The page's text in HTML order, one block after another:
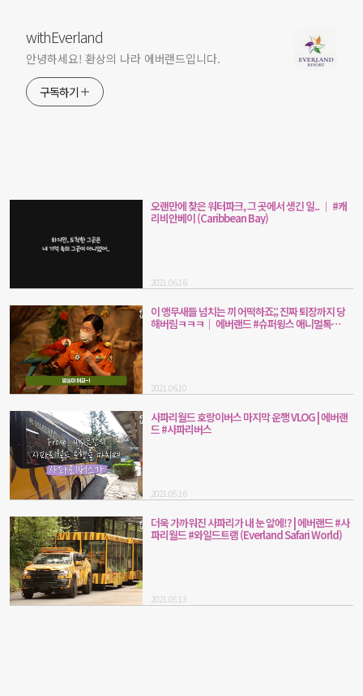
withEverland
안녕하세요! 환상의 나라 에버랜드입니다.
구독하기
오랜만에 찾은 워터파크, 그 곳에서 생긴 일.. │ #캐
리비안베이 (Caribbean Bay)
2021.06.16
이 앵무새들 넘치는 끼 어떡하죠;; 진짜 퇴장까지 당
해버림ㅋㅋㅋ｜ 에버랜드 #슈퍼윙스 애니멀톡
2021.06.10
사파리월드 호랑이버스 마지막 운행 VLOG | 에버랜
드 #사파리버스
2021.05.16
더욱 가까워진 사파리가 내 눈 앞에!? | 에버랜드 #사
파리월드 #와일드트램 (Everland Safari World)
2021.05.13